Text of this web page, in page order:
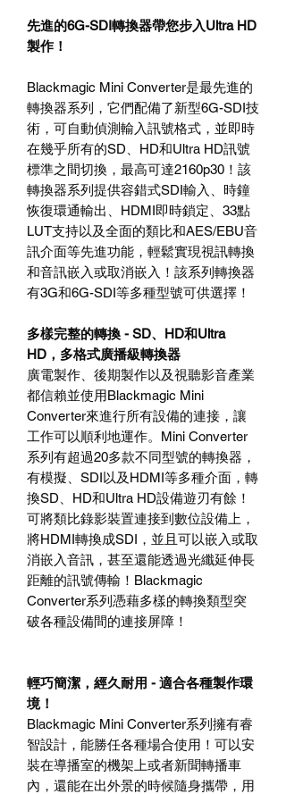
先進的6G-SDI轉換器帶您步入Ultra HD
製作！
Blackmagic Mini Converter是最先進的
轉換器系列，它們配備了新型6G-SDI技
術，可自動偵測輸入訊號格式，並即時
在幾乎所有的SD HD和Ultra HD訊號
標準之間切換，最高可達2160p30 ！該
轉換器系列提供容錯式SDI輸入、時鐘
恢復環通輸出、 HDMI即時鎖定、 33點
LUT支持以及全面的類比和AES/EBU音
訊介面等先進功能，輕鬆實現視訊轉換
和音訊嵌入或取消嵌入！該系列轉換器
有3G和6G-SDI等多種型號可供選擇！
多樣完整的轉換 - SD、 HD和Ultra
HD ，多格式廣播級轉換器
廣電製作、後期製作以及視聽影音產業
都信賴並使用Blackmagic Mini
Converter來進行所有設備的連接，讓
工作可以順利地運作。 Mini Converter
系列有超過20多款不同型號的轉換器，
有模擬、 SDI以及 HDMI等多種介面，轉
換SD HD和Ultra HD設備遊刃有餘！
可將類比錄影裝置連接到數位設備上，
將HDMI轉換成SDI ，並且可以嵌入或取
消嵌入音訊，甚至還能透過光纖延伸長
距離的訊號傳輸！ Blackmagic
Converter系列憑藉多樣的轉換類型突
破各種設備間的連接屏障！
輕巧簡潔，經久耐用 - 適合各種製作環
境！
Blackmagic Mini Converter系列擁有睿
智設計，能勝任各種場合使用！可以安
裝在導播室的機架上或者新聞轉播車
內，還能在出外景的時候隨身攜帶，用